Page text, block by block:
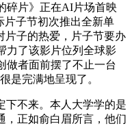
碎片》正在AI片场首映
片子节初次推出全新单
片子的热爱，片子节要办
力了该影片位列全球影
做者面前摆了不止一台
是完满地呈现了。
不来。本人大学学的是
，正如俞白眉所言，他们